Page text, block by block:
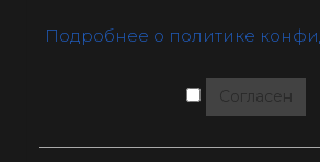
Подробнее о политике
Согласен